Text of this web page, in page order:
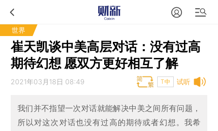
世界
崔天凯谈中美高层对话：没有过高
期待幻想 愿双方更好相互了解
试听
2021年03月18日 08:49 T中
我们并不指望一次对话就能解决中美之间所有问题，
所以对这次对话也没有过高的期待或者幻想。我希